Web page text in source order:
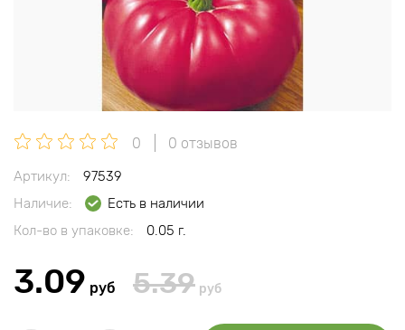
0 0 отзывов
Артикул:
97539
Наличие:
Есть в наличии
Кол-во в упаковке:
0.05 г.
3.09 руб 5.39 руб